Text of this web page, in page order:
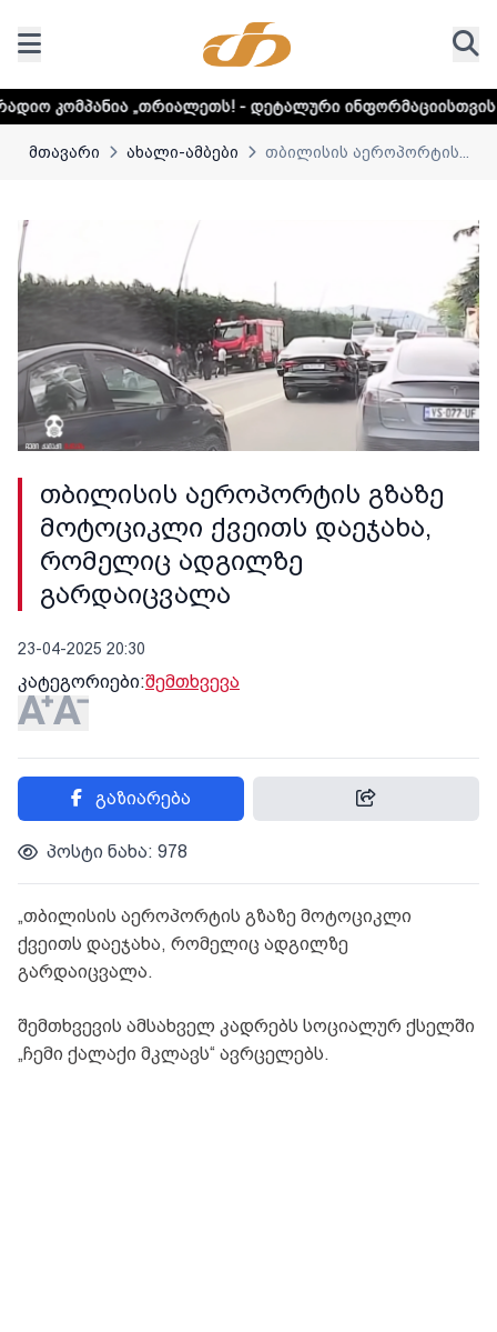
„თრიალეთს! - დეტალური ინფორმაციისთვის დააკლიკეთ
მთავარი ახალი-ამბები თბილისის აეროპორტის...
თბილისის აეროპორტის გზაზე
მოტოციკლი ქვეითს დაეჯახა,
რომელიც ადგილზე
გარდაიცვალა
23-04-2025 20:30
კატეგორიები:შემთხვევა
გაზიარება
პოსტი ნახა: 978
„თბილისის აეროპორტის გზაზე მოტოციკლი
ქვეითს დაეჯახა, რომელიც ადგილზე
გარდაიცვალა.
შემთხვევის ამსახველ კადრებს სოციალურ ქსელში
„ჩემი ქალაქი მკლავს“ ავრცელებს.